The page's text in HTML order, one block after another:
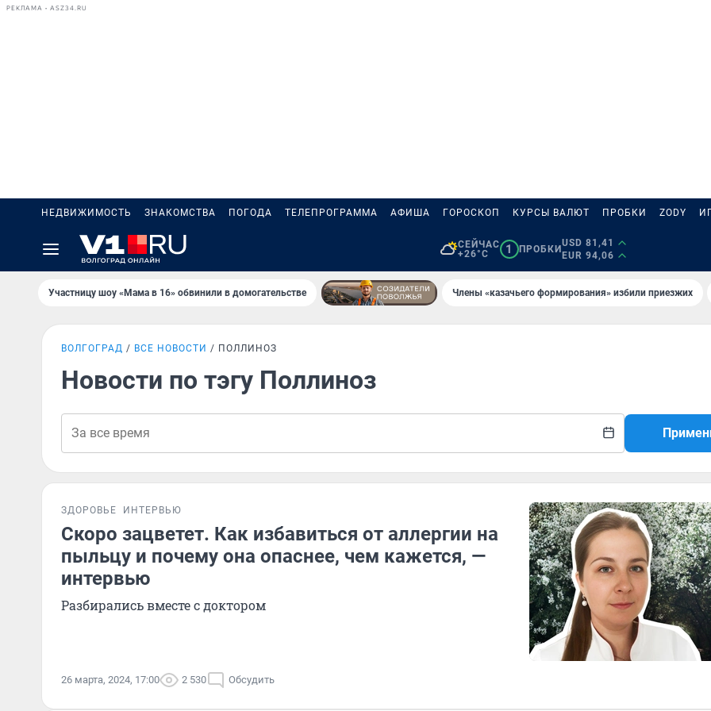
РЕКЛАМА • ASZ34.RU
НЕДВИЖИМОСТЬ ЗНАКОМСТВА ПОГОДА ТЕЛЕПРОГРАММА АФИША ГОРОСКОП КУРСЫ ВАЛЮТ ПРОБКИ ZODY
СЕЙЧАС
+26°C
1 ПРОБКИ
USD 81,41
EUR 94,06
Участницу шоу «Мама в 16» обвинили в домогательстве Члены «казачьего формирования» избили приезжих
ВОЛГОГРАД ВСЕ НОВОСТИ ПОЛЛИНОЗ
Новости по тэгу Поллиноз
ЗДОРОВЬЕ ИНТЕРВЬЮ
Скоро зацветет. Как избавиться от аллергии на
пыльцу и почему она опаснее, чем кажется, —
интервью
Разбирались вместе с доктором
26 марта, 2024, 17:00 2 530 Обсудить